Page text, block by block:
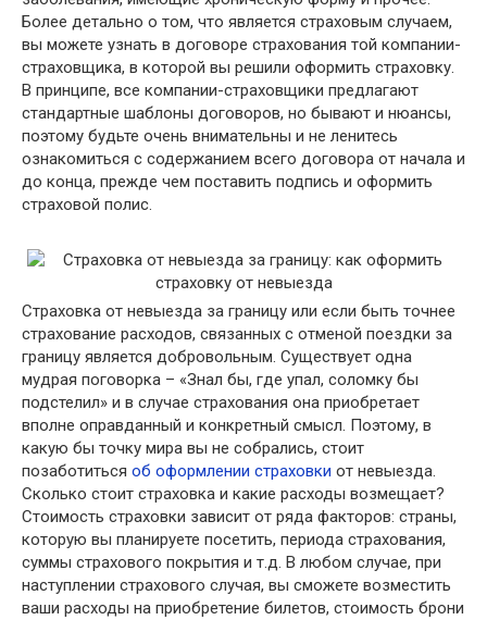
Более детально о том, что является страховым случаем,
вы можете узнать в договоре страхования той компании-
страховщика, в которой вы решили оформить страховку.
В принципе, все компании-страховщики предлагают
стандартные шаблоны договоров, но бывают и нюансы,
поэтому будьте очень внимательны и не ленитесь
ознакомиться с содержанием всего договора от начала и
до конца, прежде чем поставить подпись и оформить
страховой полис.
Страховка от невыезда за границу или если быть точнее
страхование расходов, связанных с отменой поездки за
границу является добровольным. Существует одна
мудрая поговорка – «Знал бы, где упал, соломку бы
подстелил» и в случае страхования она приобретает
вполне оправданный и конкретный смысл. Поэтому, в
какую бы точку мира вы не собрались, стоит
позаботиться об оформлении страховки от невыезда.
Сколько стоит страховка и какие расходы возмещает?
Стоимость страховки зависит от ряда факторов: страны,
которую вы планируете посетить, периода страхования,
суммы страхового покрытия и т.д. В любом случае, при
наступлении страхового случая, вы сможете возместить
ваши расходы на приобретение билетов, стоимость брони